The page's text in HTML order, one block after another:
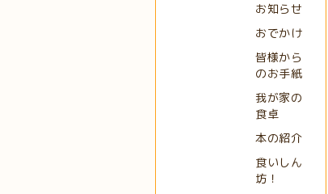
お知らせ
おでかけ
皆様から
のお手紙
我が家の
食卓
本の紹介
食いしん
坊！